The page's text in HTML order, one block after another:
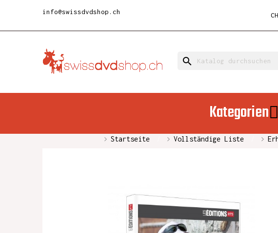
info@swissdvdshop.ch
search
Kategorien
Startseite Vollständige Liste